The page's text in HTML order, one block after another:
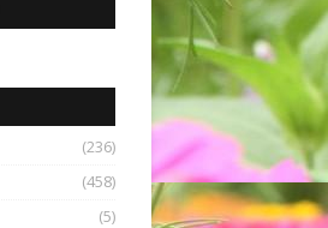
(236)
(458)
(5)